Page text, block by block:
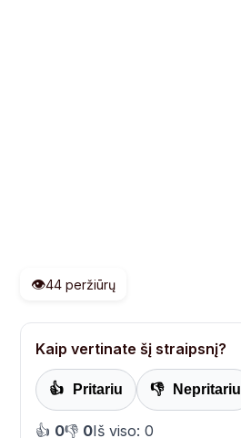
👁️44 peržiūrų
Kaip vertinate šį straipsnį?
👍 Pritariu 👎 Nepritariu
👍 0👎 0Iš viso: 0